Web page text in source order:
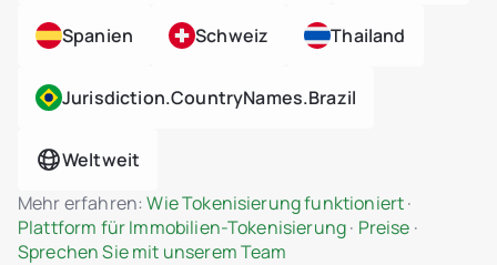
Admin-Dashboard für Einheiten- und
Projektverwaltung
Statuskontrolle
PDFs hochladen
Interaktive Einheitengalerie mit Echtzeit-
Status
Admin- und Investoren-
Änderungsbenachrichtigungen
Spanien Schweiz Thailand
Jurisdiction.countryNames.brazil
Weltweit
Mehr erfahren:Wie Tokenisierung funktioniert·
Plattform für Immobilien-Tokenisierung· Preise ·
Sprechen Sie mit unserem Team